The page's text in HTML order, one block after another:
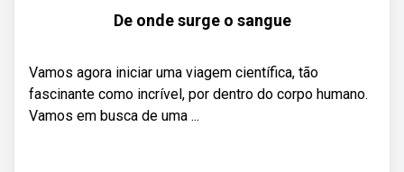
De onde surge o sangue
Vamos agora iniciar uma viagem científica, tão
fascinante como incrível, por dentro do corpo humano.
Vamos em busca de uma ...